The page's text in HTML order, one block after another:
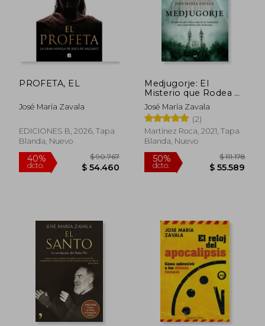
dcto. $ 45.199
50%
dcto. $
PROFETA, EL
José María Zavala
EDICIONES B, 2026, Tapa
Blanda, Nuevo
Medjugorje: El
Misterio que Rodea a
uno de los
Fenómenos más
Sorprendentes del
Catolicismo (no
Ficción)
José María Zavala
(2)
Martínez Roca, 2021, Tapa
Blanda, Nuevo